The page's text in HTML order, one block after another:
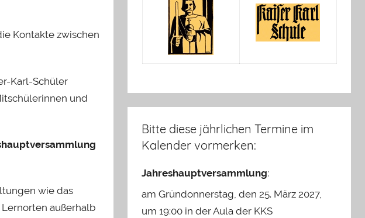
Kontakte zwischen
Karl-Schüler
und
wie das
außerhalb
Bitte diese jährlichen Termine im
Kalender vormerken:
Jahreshauptversammlung:
am Gründonnerstag, den 25. März 2027,
um 19:00 in der Aula der KKS